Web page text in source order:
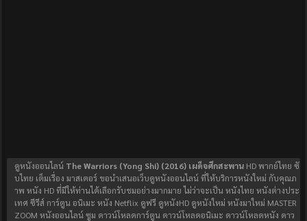
ดูหนังออนไลน์ The Warriors (Yong Shi) (2016) เผด็จศึกสะพาน HD พากย์ไทย ซั
บไทย เต็มเรื่อง มาสเตอร์ ขอนำเสนอเว็บดูหนังออนไลน์ ที่ให้บริการหนังใหม่ กับคุณภ
าพ หนัง HD ที่มีให้ท่านได้เลือกรับชมอย่างมากมาย ไม่ว่าจะเป็น หนังไทย หนังต่างประ
เทศ ซีรีส์ การ์ตูน อนิเมะ หนัง Netflix ดูฟรี ดูหนังHD ดูหนังใหม่ หนังมาใหม่ MASTER
ZOOM หนังออนไลน์ ซูม ดาวน์โหลดการ์ตูน ดาวน์โหลดอนิเมะ ดาวน์โหลดหนัง ดาว